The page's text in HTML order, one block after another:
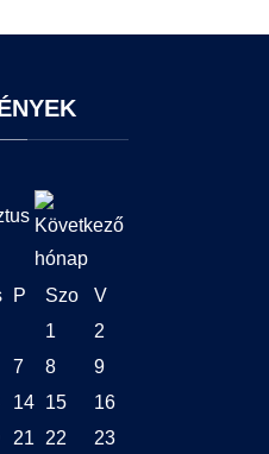
P Szo
V
1
2
7 8
9
14 15
16
21 22
23